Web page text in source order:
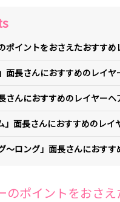
ポイントをおさえたおすすめ
面長さんにおすすめのレイヤ
さんにおすすめのレイヤーヘ
」面長さんにおすすめのレイ
～ロング」面長さんにおすす
のポイントをおさえ